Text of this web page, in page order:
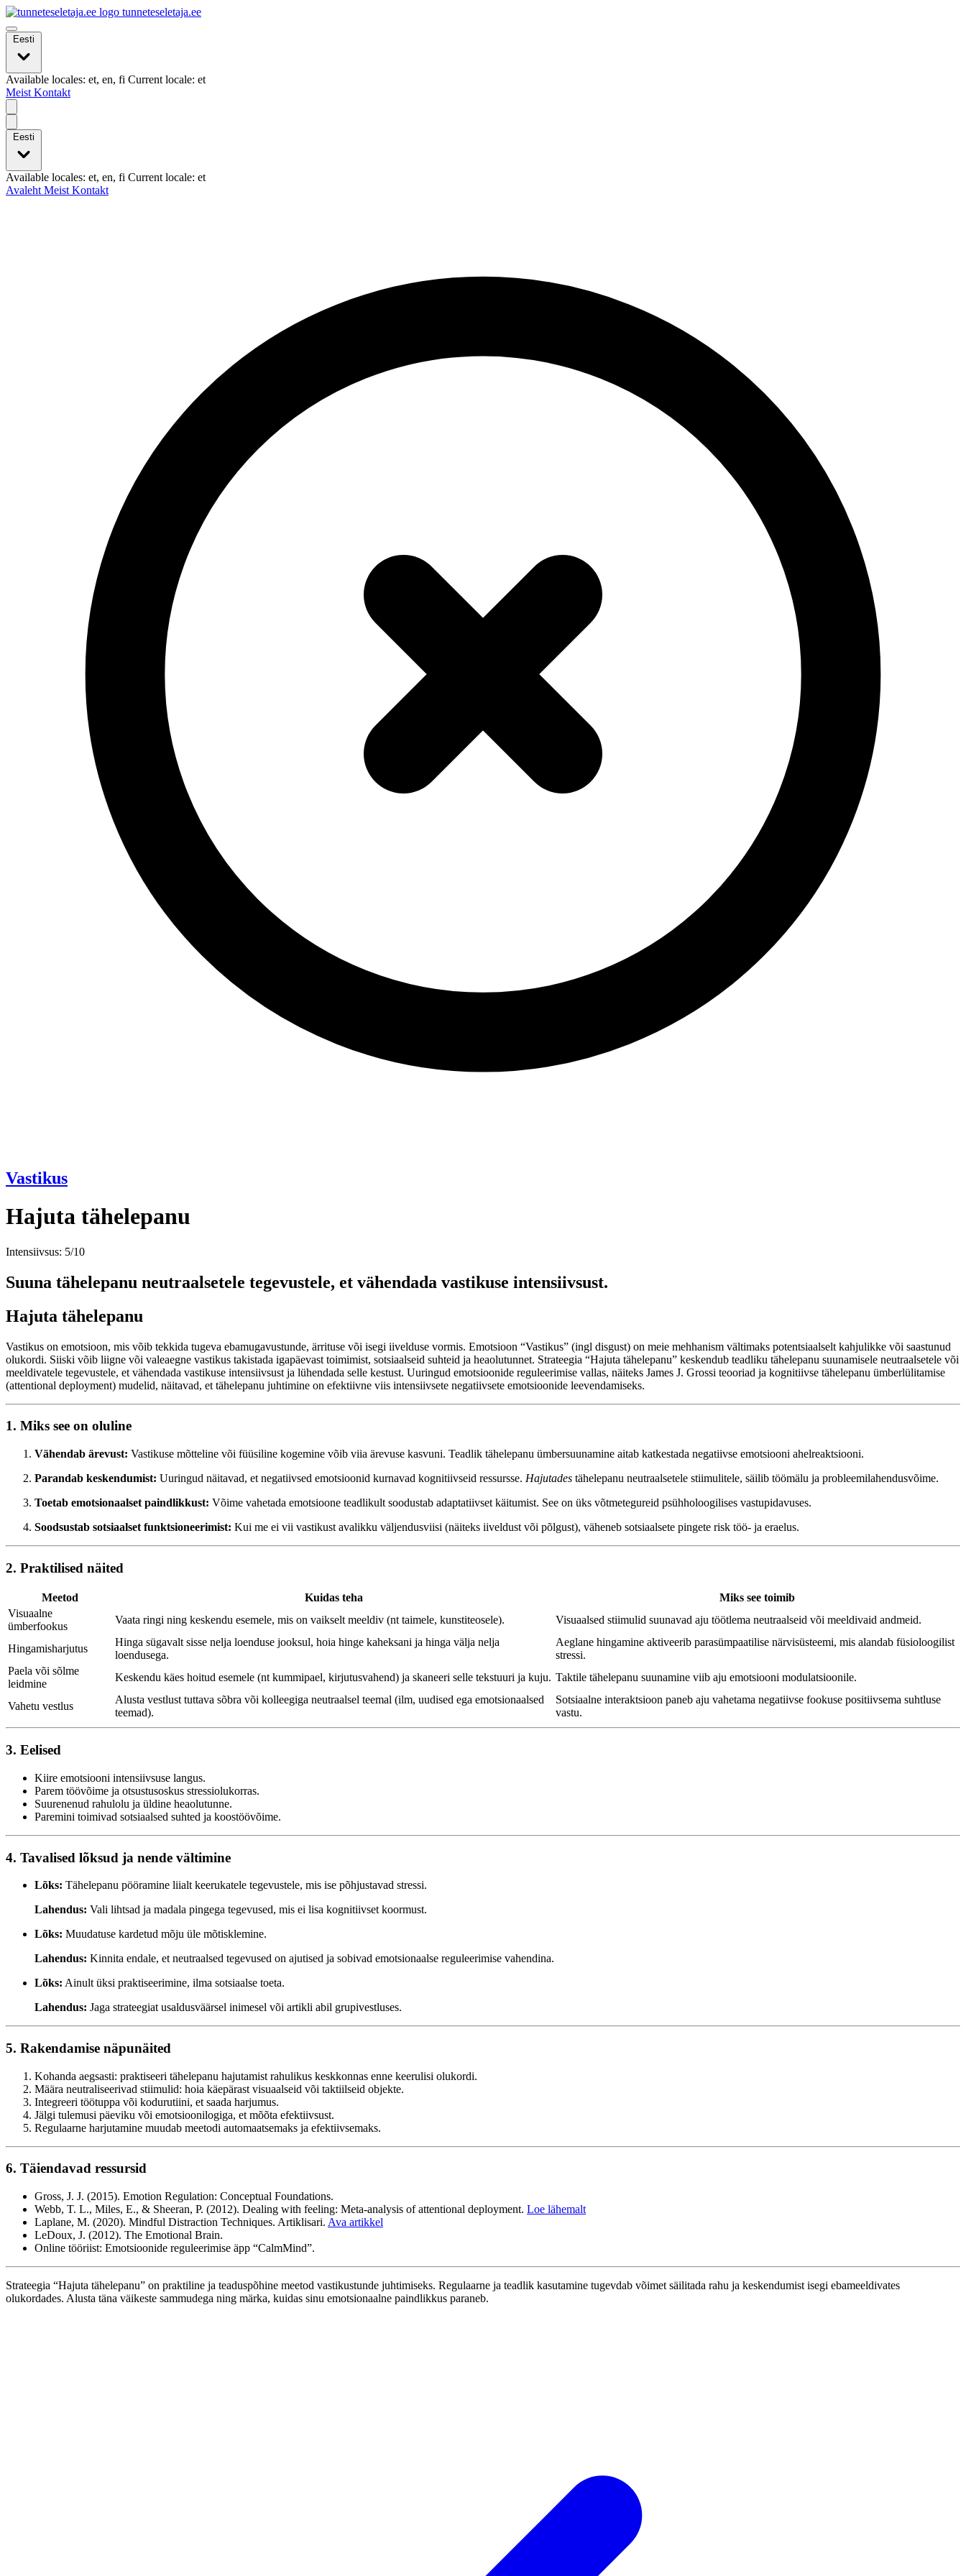
tunneteseletaja.ee
Eesti
Available locales: et, en, fi Current locale: et
Meist Kontakt
Eesti
Available locales: et, en, fi Current locale: et
Avaleht Meist Kontakt
Vastikus
Hajuta tähelepanu
Intensiivsus: 5/10
Suuna tähelepanu neutraalsetele tegevustele, et vähendada vastikuse intensiivsust.
Hajuta tähelepanu
Vastikus on emotsioon, mis võib tekkida tugeva ebamugavustunde, ärrituse või isegi iivelduse vormis. Emotsioon “Vastikus” (ingl disgust) on meie mehhanism vältimaks potentsiaalselt kahjulikke või saastunud
olukordi. Siiski võib liigne või valeaegne vastikus takistada igapäevast toimimist, sotsiaalseid suhteid ja heaolutunnet. Strateegia “Hajuta tähelepanu” keskendub teadliku tähelepanu suunamisele neutraalsetele või
meeldivatele tegevustele, et vähendada vastikuse intensiivsust ja lühendada selle kestust. Uuringud emotsioonide reguleerimise vallas, näiteks James J. Grossi teooriad ja kognitiivse tähelepanu ümberlülitamise
(attentional deployment) mudelid, näitavad, et tähelepanu juhtimine on efektiivne viis intensiivsete negatiivsete emotsioonide leevendamiseks.
1. Miks see on oluline
Vähendab ärevust: Vastikuse mõtteline või füüsiline kogemine võib viia ärevuse kasvuni. Teadlik tähelepanu ümbersuunamine aitab katkestada negatiivse emotsiooni ahelreaktsiooni.
Parandab keskendumist: Uuringud näitavad, et negatiivsed emotsioonid kurnavad kognitiivseid ressursse. Hajutades tähelepanu neutraalsetele stiimulitele, säilib töömälu ja probleemilahendusvõime.
Toetab emotsionaalset paindlikkust: Võime vahetada emotsioone teadlikult soodustab adaptatiivset käitumist. See on üks võtmetegureid psühholoogilises vastupidavuses.
Soodsustab sotsiaalset funktsioneerimist: Kui me ei vii vastikust avalikku väljendusviisi (näiteks iiveldust või põlgust), väheneb sotsiaalsete pingete risk töö- ja eraelus.
2. Praktilised näited
Meetod Kuidas teha
Miks see toimib
Visuaalne
ümberfookus
Vaata ringi ning keskendu esemele, mis on vaikselt meeldiv (nt taimele, kunstiteosele). Visuaalsed stiimulid suunavad aju töötlema neutraalseid või meeldivaid andmeid.
Hingamisharjutus
Hinga sügavalt sisse nelja loenduse jooksul, hoia hinge kaheksani ja hinga välja nelja
loendusega.
Aeglane hingamine aktiveerib parasümpaatilise närvisüsteemi, mis alandab füsioloogilist
stressi.
Paela või sõlme
leidmine
Keskendu käes hoitud esemele (nt kummipael, kirjutusvahend) ja skaneeri selle tekstuuri ja kuju. Taktile tähelepanu suunamine viib aju emotsiooni modulatsioonile.
Vahetu vestlus
Alusta vestlust tuttava sõbra või kolleegiga neutraalsel teemal (ilm, uudised ega emotsionaalsed
teemad).
Sotsiaalne interaktsioon paneb aju vahetama negatiivse fookuse positiivsema suhtluse
vastu.
3. Eelised
Kiire emotsiooni intensiivsuse langus.
Parem töövõime ja otsustusoskus stressiolukorras.
Suurenenud rahulolu ja üldine heaolutunne.
Paremini toimivad sotsiaalsed suhted ja koostöövõime.
4. Tavalised lõksud ja nende vältimine
Lõks: Tähelepanu pööramine liialt keerukatele tegevustele, mis ise põhjustavad stressi.
Lahendus: Vali lihtsad ja madala pingega tegevused, mis ei lisa kognitiivset koormust.
Lõks: Muudatuse kardetud mõju üle mõtisklemine.
Lahendus: Kinnita endale, et neutraalsed tegevused on ajutised ja sobivad emotsionaalse reguleerimise vahendina.
Lõks: Ainult üksi praktiseerimine, ilma sotsiaalse toeta.
Lahendus: Jaga strateegiat usaldusväärsel inimesel või artikli abil grupivestluses.
5. Rakendamise näpunäited
Kohanda aegsasti: praktiseeri tähelepanu hajutamist rahulikus keskkonnas enne keerulisi olukordi.
Määra neutraliseerivad stiimulid: hoia käepärast visuaalseid või taktiilseid objekte.
Integreeri töötuppa või kodurutiini, et saada harjumus.
Jälgi tulemusi päeviku või emotsioonilogiga, et mõõta efektiivsust.
Regulaarne harjutamine muudab meetodi automaatsemaks ja efektiivsemaks.
6. Täiendavad ressursid
Gross, J. J. (2015). Emotion Regulation: Conceptual Foundations.
Webb, T. L., Miles, E., & Sheeran, P. (2012). Dealing with feeling: Meta-analysis of attentional deployment. Loe lähemalt
Laplane, M. (2020). Mindful Distraction Techniques. Artiklisari. Ava artikkel
LeDoux, J. (2012). The Emotional Brain.
Online tööriist: Emotsioonide reguleerimise äpp “CalmMind”.
Strateegia “Hajuta tähelepanu” on praktiline ja teaduspõhine meetod vastikustunde juhtimiseks. Regulaarne ja teadlik kasutamine tugevdab võimet säilitada rahu ja keskendumist isegi ebameeldivates
olukordades. Alusta täna väikeste sammudega ning märka, kuidas sinu emotsionaalne paindlikkus paraneb.